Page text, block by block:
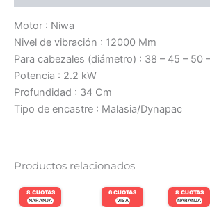
Motor : Niwa
Nivel de vibración : 12000 Mm
Para cabezales (diámetro) : 38 – 45 – 50
Potencia : 2.2 kW
Profundidad : 34 Cm
Tipo de encastre : Malasia/Dynapac
Productos relacionados
6 CUOTAS
VISA
8 CUOTAS
NARANJA
8 CUOTAS
NARANJA